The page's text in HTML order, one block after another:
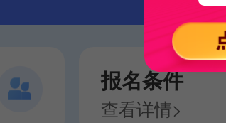
报名条件
查看详情>